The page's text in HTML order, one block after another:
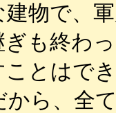
物で、
も終わ
とはで
から、全